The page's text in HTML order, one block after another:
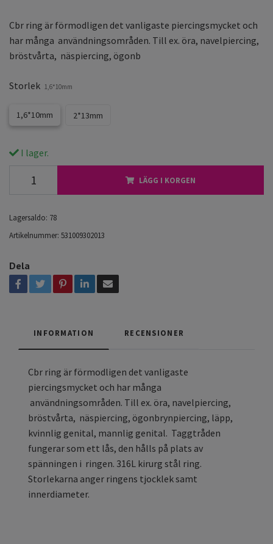
Cbr ring är förmodligen det vanligaste piercingsmycket och
har många användningsområden. Till ex. öra, navelpiercing,
bröstvårta, näspiercing, ögonb
Storlek 1,6*10mm
1,6*10mm 2*13mm
I lager.
LÄGG I KORGEN
Lagersaldo: 78
Artikelnummer: 531009302013
Dela
INFORMATION RECENSIONER
Cbr ring är förmodligen det vanligaste
piercingsmycket och har många
användningsområden. Till ex. öra, navelpiercing,
bröstvårta, näspiercing, ögonbrynpiercing, läpp,
kvinnlig genital, mannlig genital. Taggtråden
fungerar som ett lås, den hålls på plats av
spänningen i ringen. 316L kirurg stål ring.
Storlekarna anger ringens tjocklek samt
innerdiameter.